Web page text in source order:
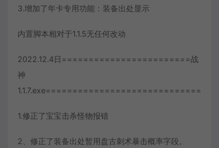
3.增加了年卡专用功能：装备出处显示
内置脚本相对于1.1.5无任何改动
2022.12.4日========================战
神
1.1.7.exe=============================
1.修正了宝宝击杀怪物报错
2、修正了装备出处暂用盘古刺术暴击概率字段。